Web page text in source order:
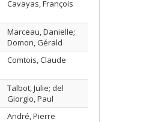
Cavayas, François
Marceau, Danielle;
Domon, Gérald
Comtois, Claude
Talbot, Julie; del
Giorgio, Paul
André, Pierre